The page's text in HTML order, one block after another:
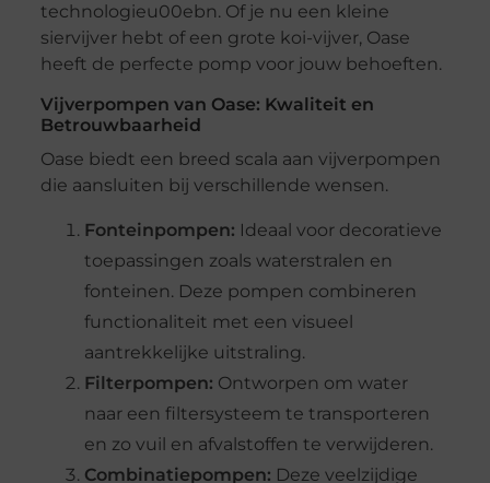
technologieu00ebn. Of je nu een kleine
siervijver hebt of een grote koi-vijver, Oase
heeft de perfecte pomp voor jouw behoeften.
Vijverpompen van Oase: Kwaliteit en
Betrouwbaarheid
Oase biedt een breed scala aan vijverpompen
die aansluiten bij verschillende wensen.
Fonteinpompen: Ideaal voor decoratieve
toepassingen zoals waterstralen en
fonteinen. Deze pompen combineren
functionaliteit met een visueel
aantrekkelijke uitstraling.
Filterpompen: Ontworpen om water
naar een filtersysteem te transporteren
en zo vuil en afvalstoffen te verwijderen.
Combinatiepompen: Deze veelzijdige